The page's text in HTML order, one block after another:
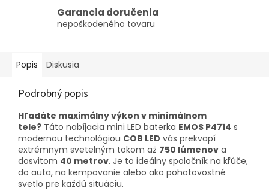
Garancia doručenia
nepoškodeného tovaru
Popis Diskusia
Podrobný popis
Hľadáte maximálny výkon v minimálnom
tele? Táto nabíjacia mini LED baterka EMOS P4714 s
modernou technológiou COB LED vás prekvapí
extrémnym svetelným tokom až 750 lúmenov a
dosvitom 40 metrov. Je to ideálny spoločník na kľúče,
do auta, na kempovanie alebo ako pohotovostné
svetlo pre každú situáciu.